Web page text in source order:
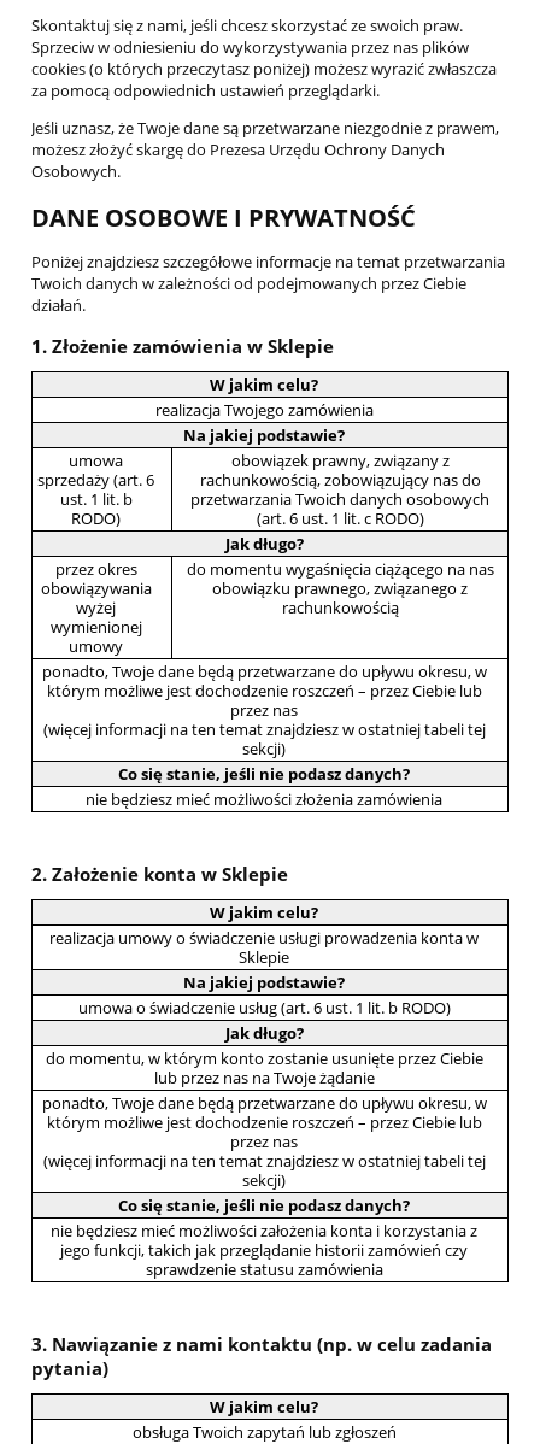
Skontaktuj się z nami, jeśli chcesz skorzystać ze swoich praw.
Sprzeciw w odniesieniu do wykorzystywania przez nas plików
cookies (o których przeczytasz poniżej) możesz wyrazić zwłaszcza
za pomocą odpowiednich ustawień przeglądarki.
Jeśli uznasz, że Twoje dane są przetwarzane niezgodnie z prawem,
możesz złożyć skargę do Prezesa Urzędu Ochrony Danych
Osobowych.
DANE OSOBOWE I PRYWATNOŚĆ
Poniżej znajdziesz szczegółowe informacje na temat przetwarzania
Twoich danych w zależności od podejmowanych przez Ciebie
działań.
1. Złożenie zamówienia w Sklepie
W jakim celu?
realizacja Twojego zamówienia
Na jakiej podstawie?
umowa
sprzedaży (art. 6
ust. 1 lit. b
RODO)
obowiązek prawny, związany z
rachunkowością, zobowiązujący nas do
przetwarzania Twoich danych osobowych
(art. 6 ust. 1 lit. c RODO)
Jak długo?
przez okres
obowiązywania
wyżej
wymienionej
umowy
do momentu wygaśnięcia ciążącego na nas
obowiązku prawnego, związanego z
rachunkowością
ponadto, Twoje dane będą przetwarzane do upływu okresu, w
którym możliwe jest dochodzenie roszczeń – przez Ciebie lub
przez nas
(więcej informacji na ten temat znajdziesz w ostatniej tabeli tej
sekcji)
Co się stanie, jeśli nie podasz danych?
nie będziesz mieć możliwości złożenia zamówienia
2. Założenie konta w Sklepie
W jakim celu?
realizacja umowy o świadczenie usługi prowadzenia konta w
Sklepie
Na jakiej podstawie?
umowa o świadczenie usług (art. 6 ust. 1 lit. b RODO)
Jak długo?
do momentu, w którym konto zostanie usunięte przez Ciebie
lub przez nas na Twoje żądanie
ponadto, Twoje dane będą przetwarzane do upływu okresu, w
którym możliwe jest dochodzenie roszczeń – przez Ciebie lub
przez nas
(więcej informacji na ten temat znajdziesz w ostatniej tabeli tej
sekcji)
Co się stanie, jeśli nie podasz danych?
nie będziesz mieć możliwości założenia konta i korzystania z
jego funkcji, takich jak przeglądanie historii zamówień czy
sprawdzenie statusu zamówienia
3. Nawiązanie z nami kontaktu (np. w celu zadania
pytania)
W jakim celu?
obsługa Twoich zapytań lub zgłoszeń